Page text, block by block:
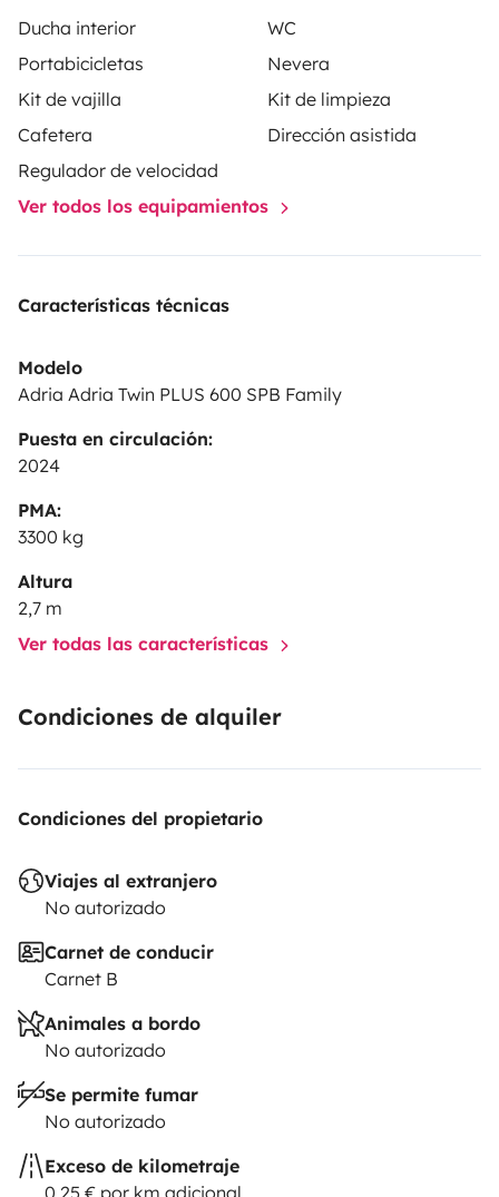
demande de devis.
Ducha interior
WC
Portabicicletas
Nevera
Kit de vajilla
Kit de limpieza
Cafetera
Dirección asistida
Regulador de velocidad
Ver todos los equipamientos
Características técnicas
Modelo
Adria Adria Twin PLUS 600 SPB Family
Puesta en circulación:
2024
PMA:
3300 kg
Altura
2,7 m
Ver todas las características
Condiciones de alquiler
Condiciones del propietario
Viajes al extranjero
No autorizado
Carnet de conducir
Carnet B
Animales a bordo
No autorizado
Se permite fumar
No autorizado
Exceso de kilometraje